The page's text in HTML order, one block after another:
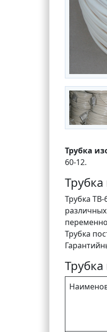
Трубка
60-12.
Трубка
Трубка